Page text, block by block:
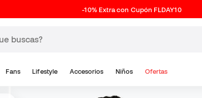
-10% Extra con Cupón FLDAY10
Fans Lifestyle Accesorios Niños Ofertas